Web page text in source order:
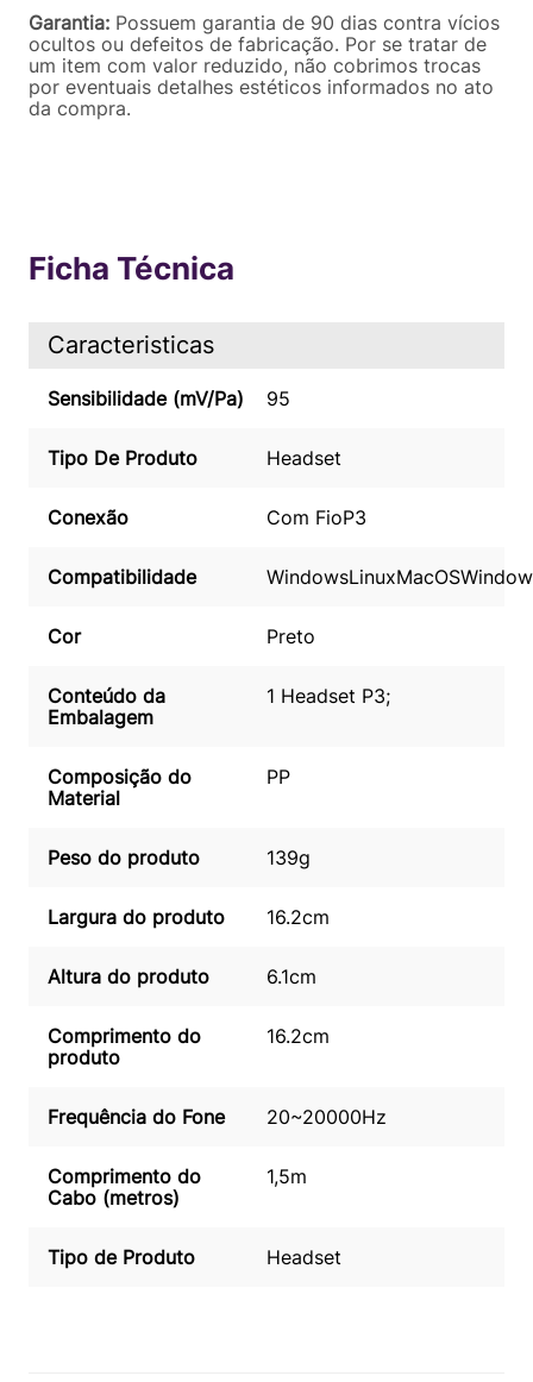
Garantia: Possuem garantia de 90 dias contra vícios
ocultos ou defeitos de fabricação. Por se tratar de
um item com valor reduzido, não cobrimos trocas
por eventuais detalhes estéticos informados no ato
da compra.
Ficha Técnica
Caracteristicas
Sensibilidade (mV/Pa) 95
Tipo De Produto Headset
Conexão Com FioP3
Compatibilidade WindowsLinuxMacOS
Cor Preto
Conteúdo da
Embalagem
1 Headset P3;
Composição do
Material
PP
Peso do produto 139g
Largura do produto 16.2cm
Altura do produto 6.1cm
Comprimento do
produto
16.2cm
Frequência do Fone 20~20000Hz
Comprimento do
Cabo (metros)
1,5m
Tipo de Produto Headset